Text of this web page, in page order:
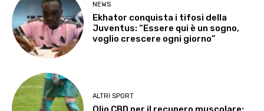
NEWS
Ekhator conquista i tifosi della
Juventus: “Essere qui è un sogno,
voglio crescere ogni giorno”
ALTRI SPORT